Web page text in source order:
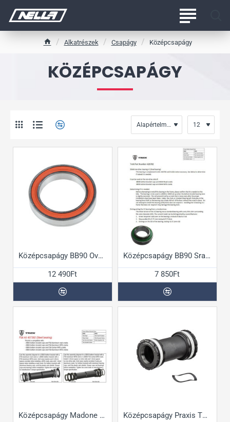
KÖZÉPCSAPÁGY
m
e
Alkatrészek Csapágy Középcsapágy
Középcsapágy BB90 Oversize
12 490Ft
Középcsapágy BB90 Sram hajtóműhöz
7 850Ft
Középcsapágy Madone FSA Kit
Középcsapágy Praxis T47 M30 hajtóműhöz